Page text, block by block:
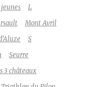
jeunes
L
Mont Avril
S
Seurre
3 châteaux